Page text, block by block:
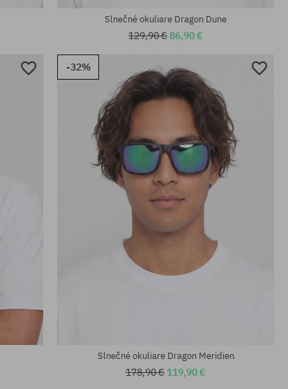
Slnečné okuliare Dragon Dune
129,90 €86,90 €
-32%
Slnečné okuliare Dragon Meridien
178,90 € 119,90 €